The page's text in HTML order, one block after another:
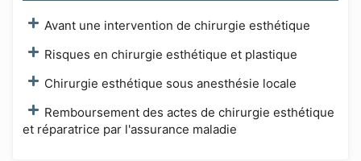
Avant une intervention de chirurgie esthétique
Risques en chirurgie esthétique et plastique
Chirurgie esthétique sous anesthésie locale
Remboursement des actes de chirurgie esthétique
et réparatrice par l'assurance maladie